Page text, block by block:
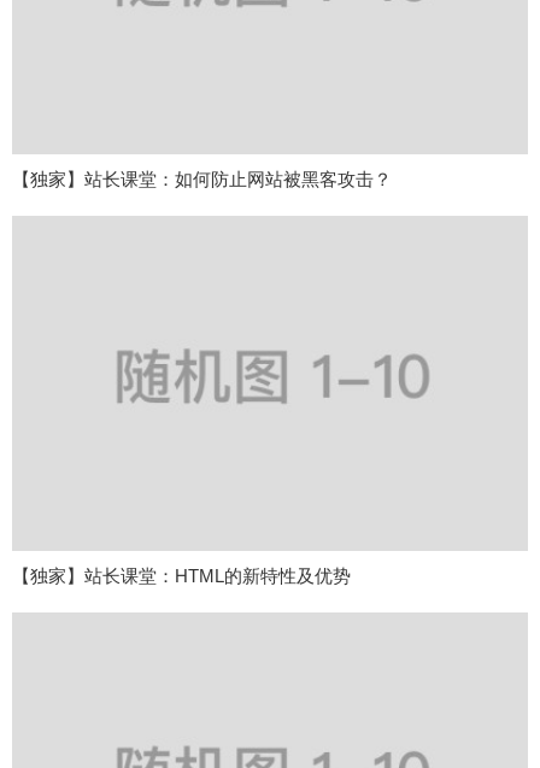
【独家】站长课堂：如何防止网站被黑客攻击？
【独家】站长课堂：HTML的新特性及优势